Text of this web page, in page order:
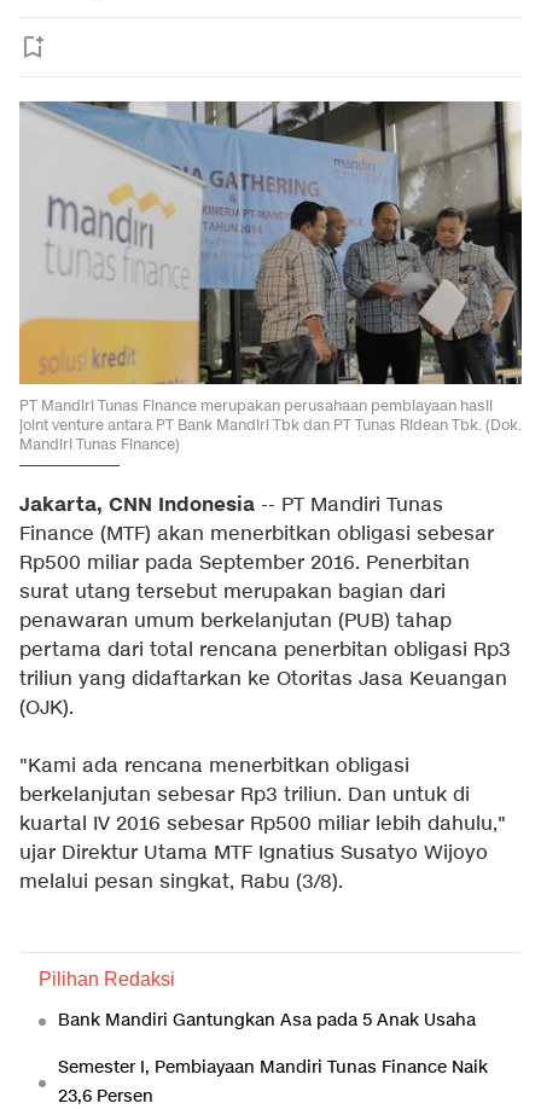
PT Mandiri Tunas Finance merupakan perusahaan pembiayaan hasil
joint venture antara PT Bank Mandiri Tbk dan PT Tunas Ridean Tbk. (Dok.
Mandiri Tunas Finance)
Jakarta, CNN Indonesia -- PT Mandiri Tunas
Finance (MTF) akan menerbitkan obligasi sebesar
Rp500 miliar pada September 2016. Penerbitan
surat utang tersebut merupakan bagian dari
penawaran umum berkelanjutan (PUB) tahap
pertama dari total rencana penerbitan obligasi Rp3
triliun yang didaftarkan ke Otoritas Jasa Keuangan
(OJK).
"Kami ada rencana menerbitkan obligasi
berkelanjutan sebesar Rp3 triliun. Dan untuk di
kuartal IV 2016 sebesar Rp500 miliar lebih dahulu,"
ujar Direktur Utama MTF Ignatius Susatyo Wijoyo
melalui pesan singkat, Rabu (3/8).
Pilihan Redaksi
Bank Mandiri Gantungkan Asa pada 5 Anak Usaha
Semester I, Pembiayaan Mandiri Tunas Finance Naik
23,6 Persen